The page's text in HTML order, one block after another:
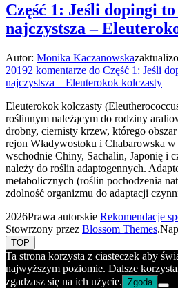
Część 1: Jeśli dopingi
najczystsza –
Autor: Monika Kaczanowska
20192 komentarze do Część 1: Jeśli
najczystsza – Eleuterokok kolczasty
Eleuterokok kolczasty
roślinnym należącym do rodziny
drobny, ciernisty krzew, którego
rejon Władywostoku i Chabarowska
wschodnie Chiny, Sachalin, Japonię i
należy do roślin adaptogennych.
metabolicznych (roślin pochodzenia
zdolność organizmu do adaptacji
2026Prawa autorskie Rekomendacje
Stowrzony przez Blossom Themes
TOP
Ta strona korzysta z ciasteczek aby
najwyższym poziomie. Dalsze
zgadzasz się na ich użycie. Zgoda